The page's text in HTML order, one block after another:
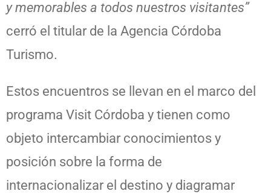
y memorables a todos nuestros visitantes”
cerró el titular de la Agencia Córdoba
Turismo.
Estos encuentros se llevan en el marco del
programa Visit Córdoba y tienen como
objeto intercambiar conocimientos y
posición sobre la forma de
internacionalizar el destino y diagramar